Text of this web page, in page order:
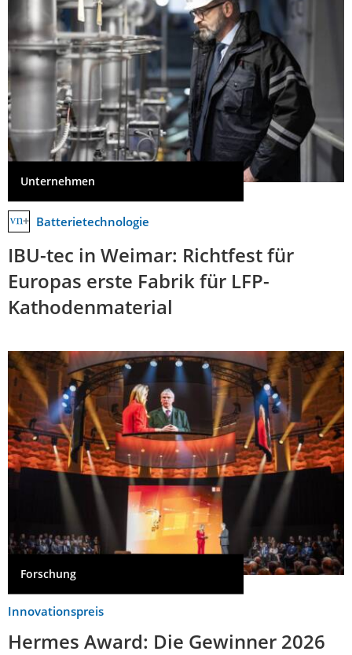
Unternehmen
Batterietechnologie
IBU-tec in Weimar: Richtfest für
Europas erste Fabrik für LFP-
Kathodenmaterial
Forschung
Innovationspreis
Hermes Award: Die Gewinner 2026